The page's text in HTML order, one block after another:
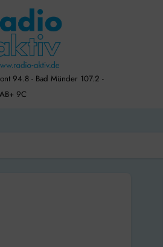
94.8 - Bad Münder 107.2 -
9C